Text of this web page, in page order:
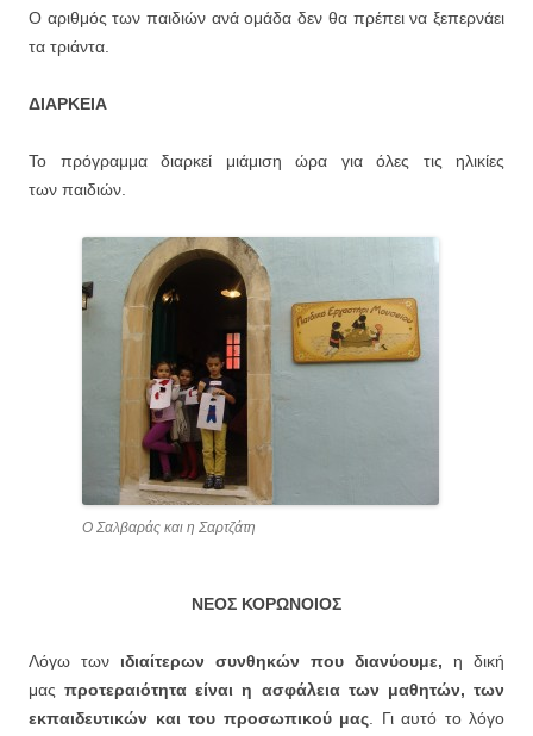
Ο αριθμός των παιδιών ανά ομάδα δεν θα πρέπει να ξεπερνάει
τα τριάντα.
ΔΙΑΡΚΕΙΑ
Το πρόγραμμα διαρκεί μιάμιση ώρα για όλες τις ηλικίες
των παιδιών.
Ο Σαλβαράς και η Σαρτζάτη
ΝΕΟΣ ΚΟΡΩΝΟΙΟΣ
Λόγω των ιδιαίτερων συνθηκών που διανύουμε, η δική
μαςπροτεραιότητα είναι η ασφάλεια των μαθητών, των
εκπαιδευτικών και του προσωπικού μας. Γι αυτό το λόγο